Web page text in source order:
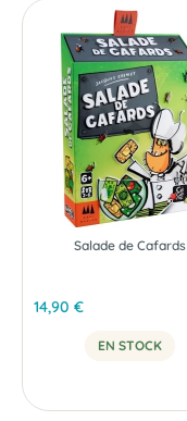
Salade de Cafards
14,90 €
EN STOCK